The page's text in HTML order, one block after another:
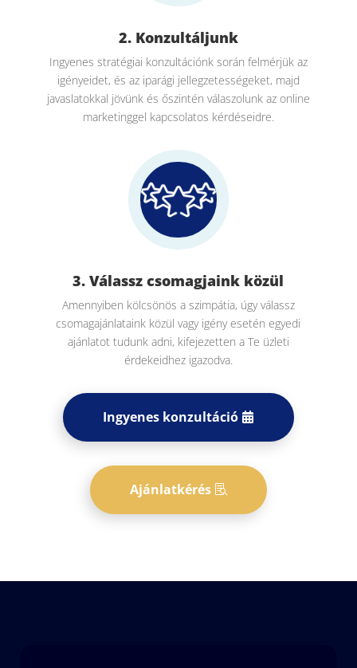
2. Konzultáljunk
Ingyenes stratégiai konzultációnk során felmérjük az
igényeidet, és az iparági jellegzetességeket, majd
javaslatokkal jövünk és őszintén válaszolunk az online
marketinggel kapcsolatos kérdéseidre.
3. Válassz csomagjaink közül
Amennyiben kölcsönös a szimpátia, úgy válassz
csomagajánlataink közül vagy igény esetén egyedi
ajánlatot tudunk adni, kifejezetten a Te üzleti
érdekeidhez igazodva.
Ingyenes konzultáció
Ajánlatkérés